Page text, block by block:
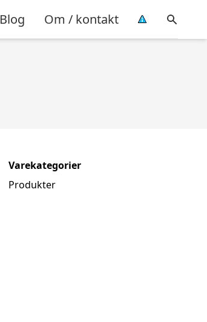
Blog Om / kontakt
Varekategorier
Produkter